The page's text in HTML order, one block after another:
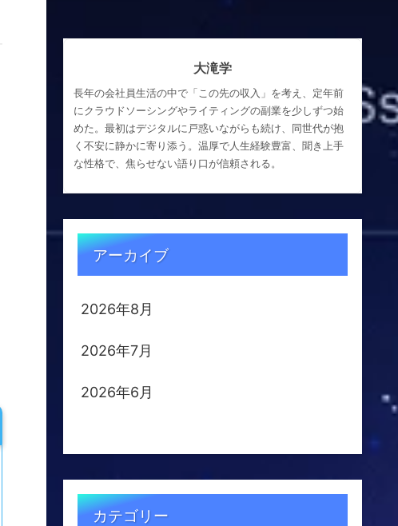
大滝学
長年の会社員生活の中で「この先の収入」を考え、定年前
にクラウドソーシングやライティングの副業を少しずつ始
めた。最初はデジタルに戸惑いながらも続け、同世代が抱
く不安に静かに寄り添う。温厚で人生経験豊富、聞き上手
な性格で、焦らせない語り口が信頼される。
アーカイブ
2026年8月
2026年7月
2026年6月
カテゴリー